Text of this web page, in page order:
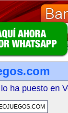
ha puesto en